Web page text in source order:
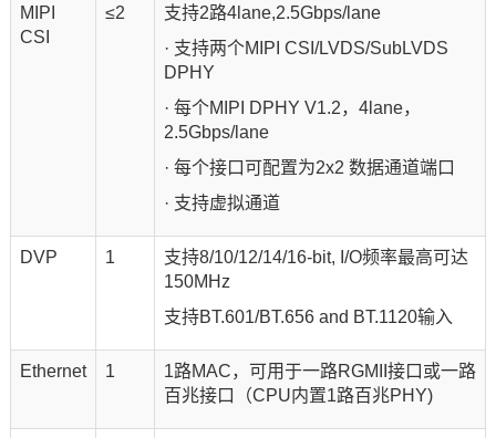
MIPI
CSI
≤2
支持2路4lane,2.5Gbps/lane
· 支持两个MIPI CSI/LVDS/SubLVDS
DPHY
· 每个MIPI DPHY V1.2，4lane，
2.5Gbps/lane
· 每个接口可配置为2x2 数据通道端口
· 支持虚拟通道
DVP 1
支持8/10/12/14/16-bit, I/O频率最高可达
150MHz
支持BT.601/BT.656 and BT.1120输入
Ethernet 1
1路MAC，可用于一路RGMII接口或一路
百兆接口（CPU内置1路百兆PHY)